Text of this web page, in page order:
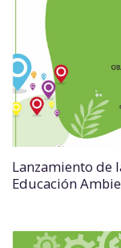
Lanzamiento de
Educación